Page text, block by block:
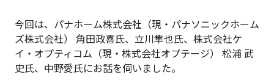
今回は、パナホーム株式会社（現・パナソニックホーム
ズ株式会社） 角田政喜氏、立川隼也氏、株式会社ケ
イ・オプティコム（現・株式会社オプテージ） 松浦 武
史氏、中野愛氏にお話を伺いました。